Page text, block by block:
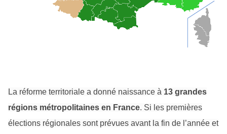
La réforme territoriale a donné naissance à 13 grandes
régions métropolitaines en France. Si les premières
élections régionales sont prévues avant la fin de l’année et